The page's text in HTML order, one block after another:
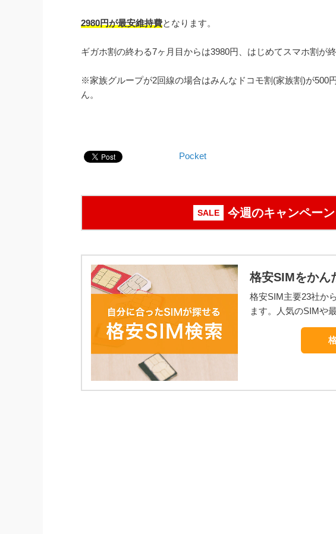
2980円が最安維持費となります。
ギガホ割の終わる7ヶ月目からは3980円、はじめてスマホ割が
※家族グループが2回線の場合はみんなドコモ割(家族割)が500
ん。
Pocket
SALE 今週のキャンペー
格安SIMをかん
格安SIM主要23社か
ます。人気のSIMや